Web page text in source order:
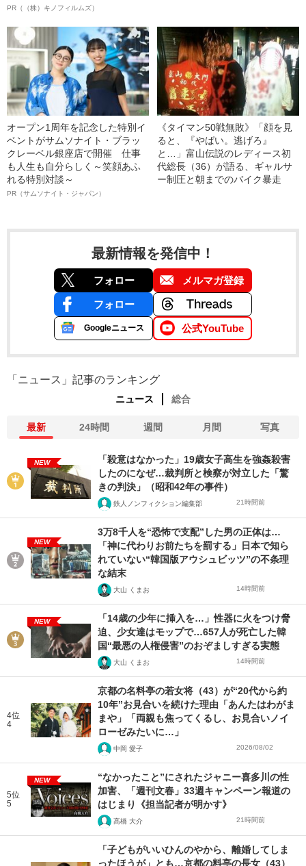
PR（（株）キノフィルムズ）
オープン1周年を記念した特別イ
ベントがサムソナイト・ブラッ
クレーベル銀座店で開催 仕事
も人生も自分らしく～笑顔あふ
れる特別対談～
PR（サムソナイト・ジャパン）
《タイマン50戦無敗》「顔を見
ると、『やばい。逃げろ』
と…」富山伝説のレディース初
代総長（36）が語る、ギャルサ
ー制圧と朝までのバイク暴走
最新情報を発信中！
フォロー メルマガ登録
フォロー
Googleニュース 公式YouTube
「ニュース」記事のランキング
ニュース 総合
最新 24時間 週間 月間 写真
NEW
「殺意はなかった」19歳女子高生を強姦殺害
したのになぜ…裁判所と検察が対立した「驚
きの判決」（昭和42年の事件）
鉄人ノンフィクション編集部 21時間前
NEW
3万8千人を“恐怖で支配”した男の正体は…
「神に代わりお前たちを罰する」日本で知ら
れていない“韓国版アウシュビッツ”の不条理
な結末
大山 くまお 14時間前
NEW
「14歳の少年に挿入を…」性器に火をつけ脅
迫、少女達はモップで…657人が死亡した韓
国“最悪の人権侵害”のおぞましすぎる実態
大山 くまお 14時間前
4位
4
京都の名料亭の若女将（43）が“20代から約
10年”お見合いを続けた理由「あんたはわがま
まや」「両親も焦ってくるし、お見合いノイ
ローゼみたいに…」
中岡 愛子 2026/08/02
5位
5
NEW
“なかったこと”にされたジャニー喜多川の性
加害、「週刊文春」33週キャンペーン報道の
はじまり《担当記者が明かす》
髙橋 大介 21時間前
「子どもがいいひんのやから、離婚してしま
ったほうが」とも…京都の料亭の長女（43）